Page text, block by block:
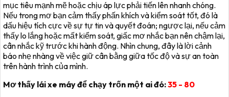
mục tiêu mạnh mẽ hoặc chịu áp lực phải tiến lên nhanh chóng.
Nếu trong mơ bạn cảm thấy phấn khích và kiểm soát tốt, đó là
dấu hiệu tích cực về sự tự tin và quyết đoán; ngược lại, nếu cảm
thấy lo lắng hoặc mất kiểm soát, giấc mơ nhắc bạn nên chậm lại,
cân nhắc kỹ trước khi hành động. Nhìn chung, đây là lời cảnh
báo nhẹ nhàng về việc giữ cân bằng giữa tốc độ và sự an toàn
trên hành trình của mình.
Mơ thấy lái xe máy để chạy trốn một ai đó:35 - 80